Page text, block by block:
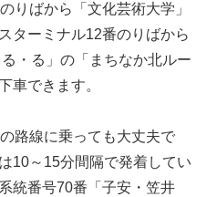
りばから「文化芸術大学」
ターミナル12番のりばから
・る」の「まちなか北ルー
車できます。
路線に乗っても大丈夫で
10～15分間隔で発着してい
統番号70番「子安・笠井